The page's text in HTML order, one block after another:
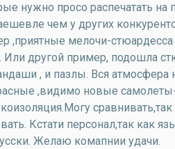
нужно просо распечатать
чем у других
,приятные мелочи-
Или другой пример, подошла
, и пазлы. Вся атмосфера
,видимо новые
Кстати персонал,так как
Желаю комапнии удачи.